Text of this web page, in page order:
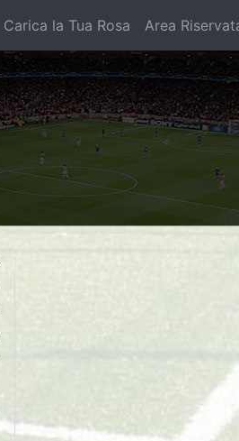
Carica la Tua Rosa Area